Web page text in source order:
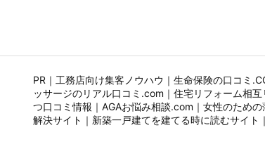
PR｜ 工務店向け集客ノウハウ ｜ 生命保険の口コミ
ッサージのリアル口コミ.com ｜ 住宅リフォーム相互
つ口コミ情報 ｜ AGAお悩み相談.com ｜ 女性のため
解決サイト ｜ 新築一戸建てを建てる時に読むサイト ｜